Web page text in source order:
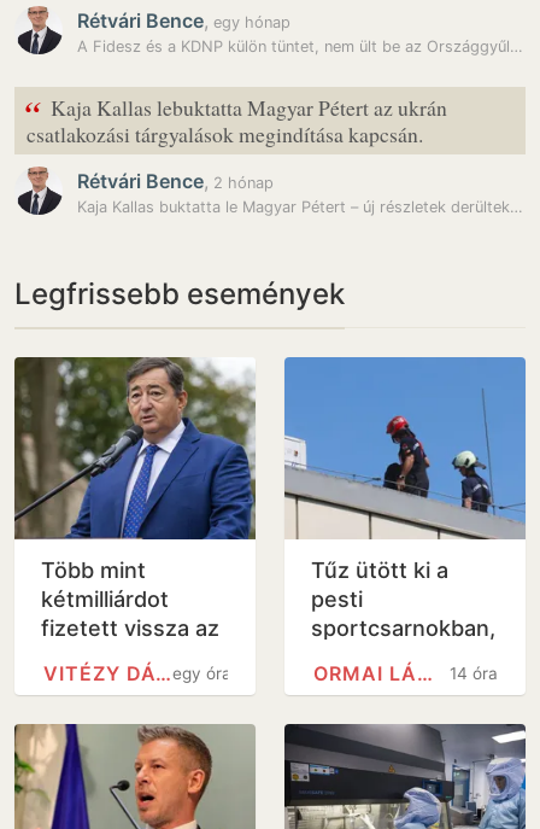
Rétvári Bence, egy hónap
A Fidesz és a KDNP külön tüntet, nem ült be az Országgyűlésbe, Gulyás…
“ Kaja Kallas lebuktatta Magyar Pétert az ukrán
csatlakozási tárgyalások megindítása kapcsán.
Rétvári Bence, 2 hónap
Kaja Kallas buktatta le Magyar Pétert – új részletek derültek ki a…
Legfrissebb események
Több mint
kétmilliárdot
fizetett vissza az
államnak egy
Mészáros
magántőkealap
egy óra
VITÉZY DÁVID
Tűz ütött ki a
pesti
sportcsarnokban,
a belügyminiszter
szerint
Európa-bajnokság
14 óra
ORMAI LÁSZLÓ